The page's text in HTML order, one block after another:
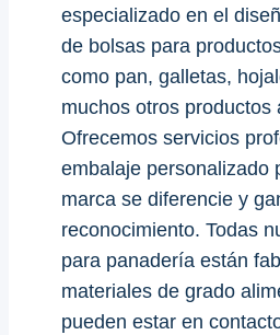
especializado en el
de bolsas para
como pan, galletas,
muchos otros productos
Ofrecemos servicios
embalaje personalizado
marca se diferencie y
reconocimiento. Todas
para panadería están
materiales de grado
pueden estar en